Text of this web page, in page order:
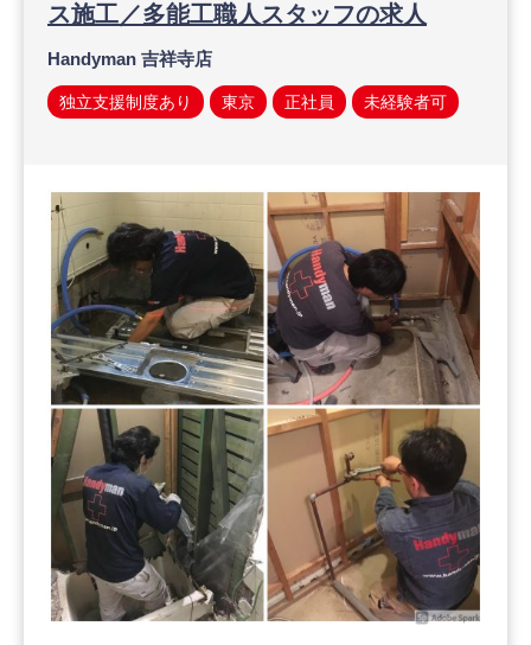
ス施工／多能工職人スタッフの求人
Handyman 吉祥寺店
独立支援制度あり 東京 正社員 未経験者可